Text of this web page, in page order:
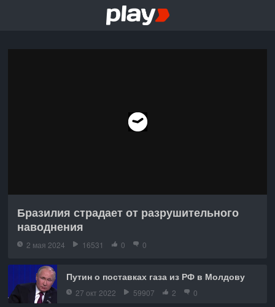
Бразилия страдает от разрушительного
наводнения
2 мая 2024 16531 0 0
Путин о поставках газа из РФ в Молдову
27 окт 2022 59907 2 0